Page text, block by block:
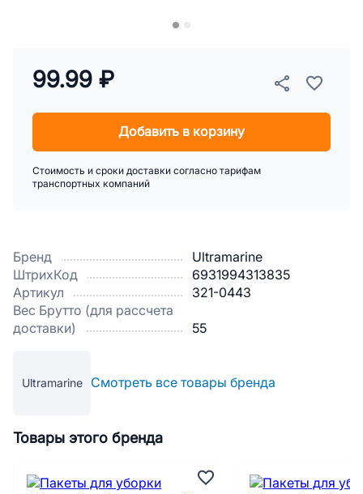
Бренд
Ultramarine
ШтрихКод
6931994313835
Артикул
321-0443
Вес Брутто (для рассчета
доставки)
55
Ultramarine Смотреть все товары бренда
99.99 ₽
Добавить в корзину
Стоимость и сроки доставки согласно тарифам
транспортных компаний
Товары этого бренда